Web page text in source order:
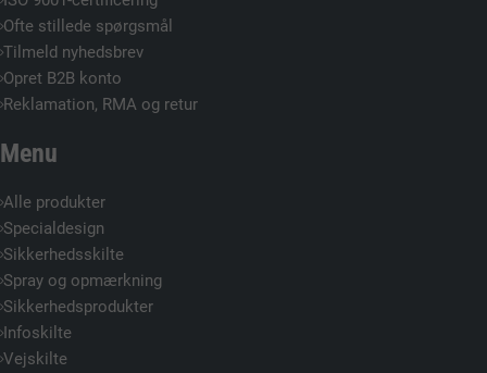
Ofte stillede spørgsmål
Tilmeld nyhedsbrev
Opret B2B konto
Reklamation, RMA og retur
Menu
Alle produkter
Specialdesign
Sikkerhedsskilte
Spray og opmærkning
Sikkerhedsprodukter
Infoskilte
Vejskilte